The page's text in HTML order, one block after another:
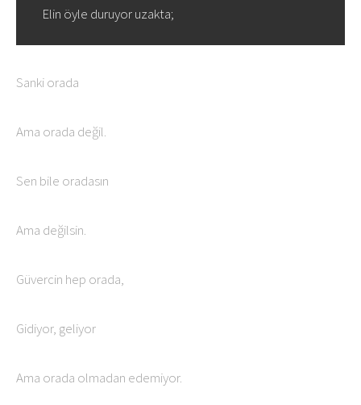
Elin öyle duruyor uzakta;
Sanki orada
Ama orada değil.
Sen bile oradasın
Ama değilsin.
Güvercin hep orada,
Gidiyor, geliyor
Ama orada olmadan edemiyor.